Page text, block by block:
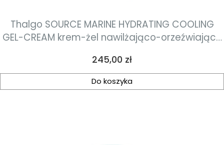
Thalgo SOURCE MARINE HYDRATING COOLING
GEL-CREAM krem-żel nawilżająco-orzeźwiający
Cena
245,00 zł
Do koszyka